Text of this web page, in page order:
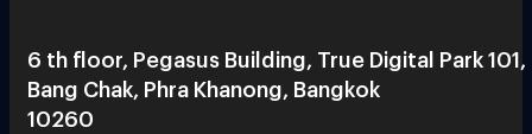
6 th floor, Pegasus Building, True Digital Park 101,
Bang Chak, Phra Khanong, Bangkok
10260